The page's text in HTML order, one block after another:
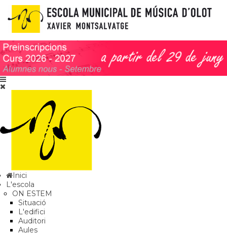
Inici
L'escola
ON ESTEM
Situació
L'edifici
Auditori
Aules